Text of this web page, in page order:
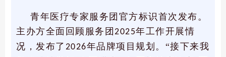
青年医疗专家服务团官方标识首次发布。
主办方全面回顾服务团 2025年工作开展情
况，发布了 2026年品牌项目规划。“接下来我